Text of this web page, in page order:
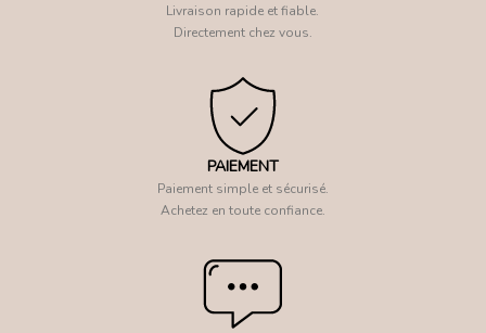
Livraison rapide et fiable.
Directement chez vous.
PAIEMENT
Paiement simple et sécurisé.
Achetez en toute confiance.